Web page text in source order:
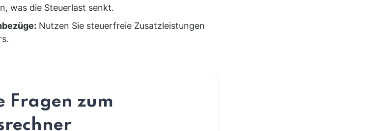
was die Steuerlast senkt.
Nutzen Sie steuerfreie Zusatzleistungen
Fragen zum